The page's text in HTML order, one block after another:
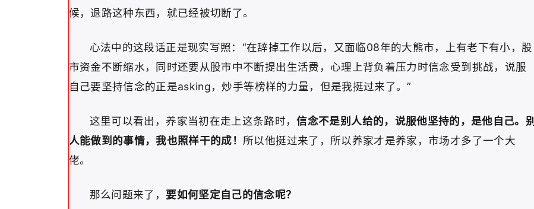
候，退路这种东西，就已经被切断了。
心法中的这段话正是现实写照：“在辞掉工作以后，又面临08年的大熊市，上有老下有小，股
市资金不断缩水，同时还要从股市中不断提出生活费，心理上背负着压力时信念受到挑战，说服
自己要坚持信念的正是asking，炒手等榜样的力量，但是我挺过来了。”
这里可以看出，养家当初在走上这条路时，信念不是别人给的，说服他坚持的，是他自己。别
人能做到的事情，我也照样干的成！ 所以他挺过来了，所以养家才是养家，市场才多了一个大
佬。
那么问题来了， 要如何坚定自己的信念呢？